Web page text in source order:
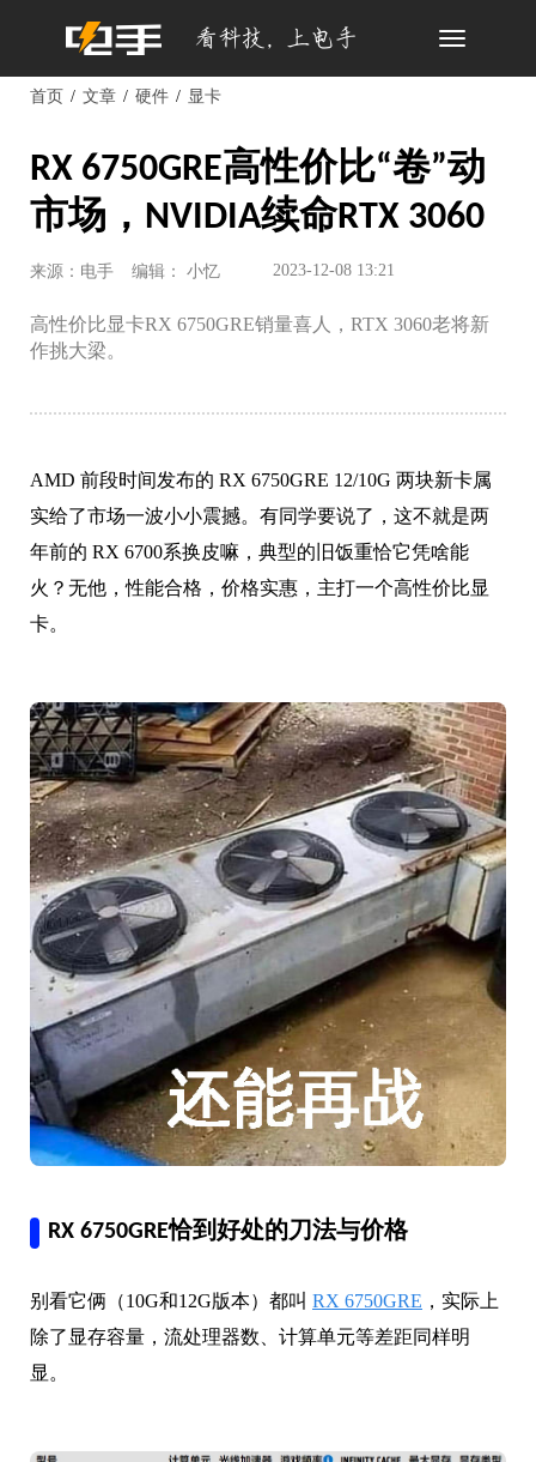
Toggle
首页 文章 硬件 显卡
RX 6750GRE高性价比“卷”动
市场，NVIDIA续命RTX 3060
来源：电手 编辑： 小忆 2023-12-08 13:21
高性价比显卡RX 6750GRE销量喜人，RTX 3060老将新
作挑大梁。
AMD 前段时间发布的 RX 6750GRE 12/10G 两块新卡属
实给了市场一波小小震撼。有同学要说了，这不就是两
年前的 RX 6700系换皮嘛，典型的旧饭重恰它凭啥能
火？无他，性能合格，价格实惠，主打一个高性价比显
卡。
RX 6750GRE恰到好处的刀法与价格
别看它俩（10G和12G版本）都叫 RX 6750GRE ，实际上
除了显存容量，流处理器数、计算单元等差距同样明
显。